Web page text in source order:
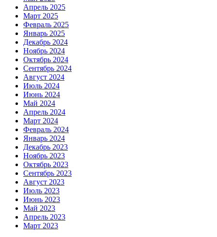
Апрель 2025
Март 2025
Февраль 2025
Январь 2025
Декабрь 2024
Ноябрь 2024
Октябрь 2024
Сентябрь 2024
Август 2024
Июль 2024
Июнь 2024
Май 2024
Апрель 2024
Март 2024
Февраль 2024
Январь 2024
Декабрь 2023
Ноябрь 2023
Октябрь 2023
Сентябрь 2023
Август 2023
Июль 2023
Июнь 2023
Май 2023
Апрель 2023
Март 2023